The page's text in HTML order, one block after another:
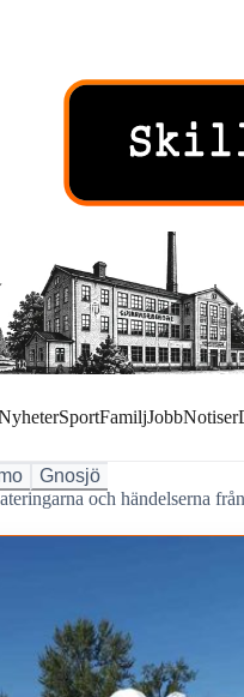
SportFamiljJobbNotiser
Gnosjö
och händelserna